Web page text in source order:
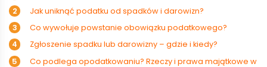
Jak uniknąć podatku od spadków i darowizn?
Co wywołuje powstanie obowiązku podatkowego?
Zgłoszenie spadku lub darowizny – gdzie i kiedy?
Co podlega opodatkowaniu? Rzeczy i prawa majątkowe w